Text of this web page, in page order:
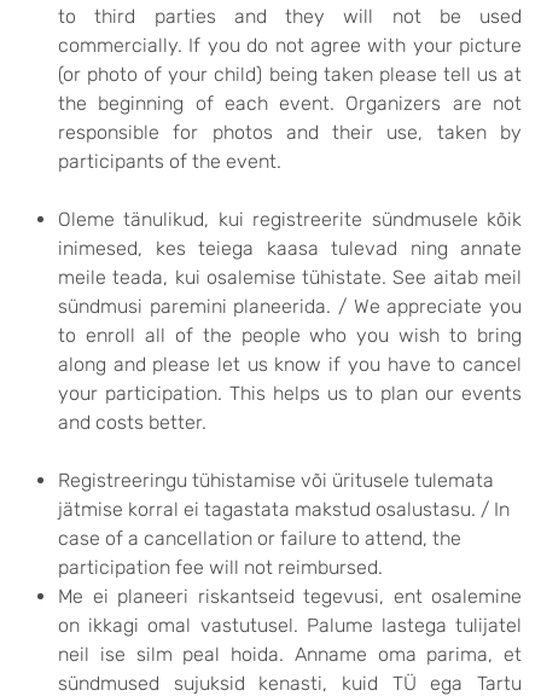
to third parties and they will not be used
commercially. If you do not agree with your picture
(or photo of your child) being taken please tell us at
the beginning of each event. Organizers are not
responsible for photos and their use, taken by
participants of the event.
Oleme tänulikud, kui registreerite sündmusele kõik
inimesed, kes teiega kaasa tulevad ning annate
meile teada, kui osalemise tühistate. See aitab meil
sündmusi paremini planeerida. / We appreciate you
to enroll all of the people who you wish to bring
along and please let us know if you have to cancel
your participation. This helps us to plan our events
and costs better.
Registreeringu tühistamise või üritusele tulemata
jätmise korral ei tagastata makstud osalustasu. / In
case of a cancellation or failure to attend, the
participation fee will not reimbursed.
Me ei planeeri riskantseid tegevusi, ent osalemine
on ikkagi omal vastutusel. Palume lastega tulijatel
neil ise silm peal hoida. Anname oma parima, et
sündmused sujuksid kenasti, kuid TÜ ega Tartu